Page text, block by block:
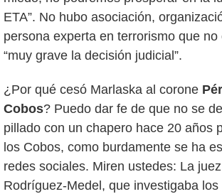
ETA”. No hubo asociación,
persona experta en terrorismo que no
“muy grave la decisión judicial”.
¿Por qué cesó Marlaska al corone
Cobos? Puedo dar fe de que no se
pillado con un chapero hace 20 años
los Cobos, como burdamente se ha
redes sociales. Miren ustedes: La
Rodríguez-Medel, que investigaba los